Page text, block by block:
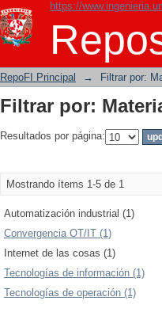
https://
Filtrar por: Materia
RepoFI Principal → Filtrar por:
Filtrar por:
Resultados por página:
Mostrando ítems 1-5 de 1
Automatización industrial (1)
Convergencia OT/IT (1)
Internet de las cosas (1)
Tecnologías de información (1)
Tecnologías de operación (1)